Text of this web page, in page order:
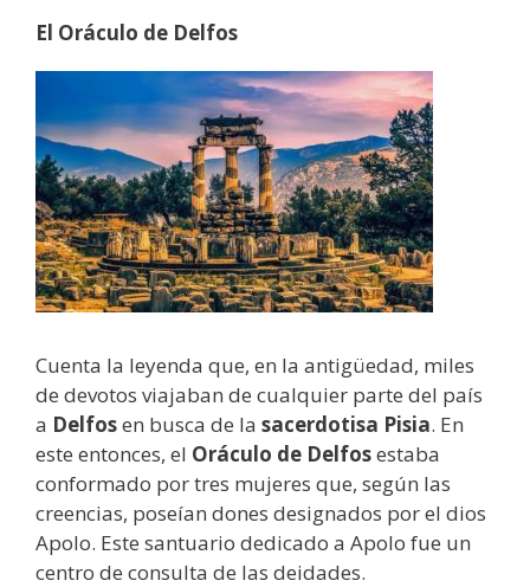
El Oráculo de Delfos
Cuenta la leyenda que, en la antigüedad, miles
de devotos viajaban de cualquier parte del país
a Delfosen busca de la sacerdotisa Pisia. En
este entonces, el Oráculo de Delfosestaba
conformado por tres mujeres que, según las
creencias, poseían dones designados por el dios
Apolo. Este santuario dedicado a Apolo fue un
centro de consulta de las deidades.